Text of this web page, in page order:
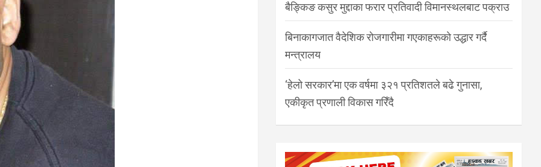
बैङ्किङ कसुर मुद्दाका फरार प्रतिवादी विमानस्थलबाट पक्राउ
बिनाकागजात वैदेशिक रोजगारीमा गएकाहरूको उद्धार गर्दै
मन्त्रालय
‘हेलो सरकार’मा एक वर्षमा ३२१ प्रतिशतले बढे गुनासा,
एकीकृत प्रणाली विकास गरिँदै